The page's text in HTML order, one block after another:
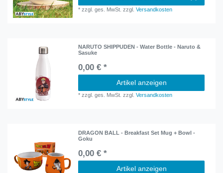
*zzgl. ges. MwSt. zzgl.Versandkosten
NARUTO SHIPPUDEN - Water Bottle - Naruto &
Sasuke
0,00 € *
Artikel anzeigen
*zzgl. ges. MwSt. zzgl.Versandkosten
DRAGON BALL - Breakfast Set Mug + Bowl -
Goku
0,00 € *
Artikel anzeigen